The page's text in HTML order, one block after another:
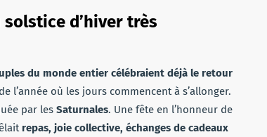
d’hiver très
du monde entier célébraient déjà le retour
l’année où les jours commencent à s’allonger.
par les Saturnales. Une fête en l’honneur de
repas, joie collective, échanges de cadeaux